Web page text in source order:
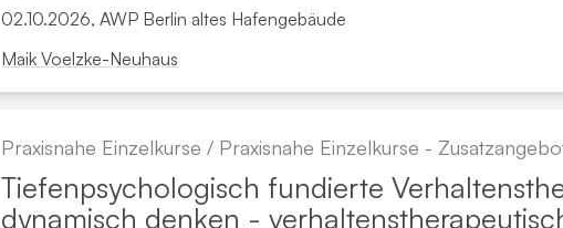
02.10.2026, AWP Berlin altes Hafengebäude
Maik Voelzke-Neuhaus
Praxisnahe Einzelkurse / Praxisnahe Einzelkurse -
Tiefen­psychologisch fundierte
dynamisch denken -